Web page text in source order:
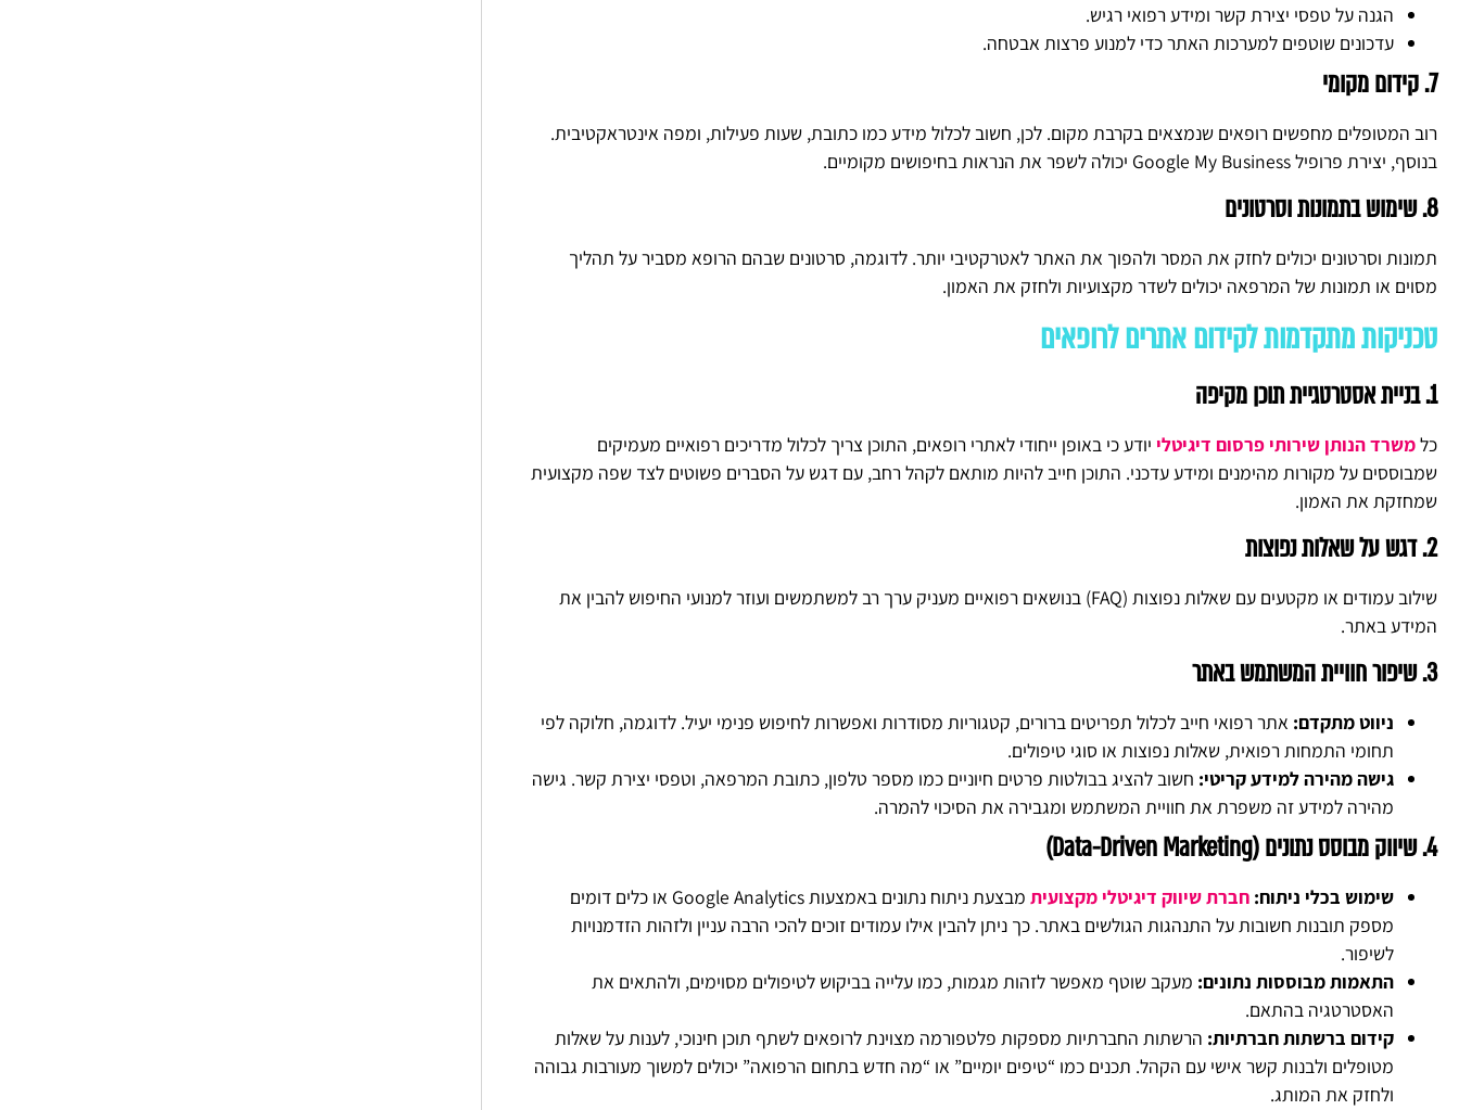
הגנה על טפסי יצירת קשר ומידע רפואי רגיש.
עדכונים שוטפים למערכות האתר כדי למנוע פרצות אבטחה.
7. קידום מקומי
רוב המטופלים מחפשים רופאים שנמצאים בקרבת מקום. לכן, חשוב לכלול מידע כמו כתובת, שעות פעילות, ומפה אינטראקטיבית.
בנוסף, יצירת פרופיל Google My Business יכולה לשפר את הנראות בחיפושים מקומיים.
8. שימוש בתמונות וסרטונים
תמונות וסרטונים יכולים לחזק את המסר ולהפוך את האתר לאטרקטיבי יותר. לדוגמה, סרטונים שבהם הרופא מסביר על תהליך
מסוים או תמונות של המרפאה יכולים לשדר מקצועיות ולחזק את האמון.
טכניקות מתקדמות לקידום אתרים לרופאים
1. בניית אסטרטגיית תוכן מקיפה
כלמשרד הנותן שירותי פרסום דיגיטלי יודע כי באופן ייחודי לאתרי רופאים, התוכן צריך לכלול מדריכים רפואיים מעמיקים
שמבוססים על מקורות מהימנים ומידע עדכני. התוכן חייב להיות מותאם לקהל רחב, עם דגש על הסברים פשוטים לצד שפה מקצועית
שמחזקת את האמון.
2. דגש על שאלות נפוצות
שילוב עמודים או מקטעים עם שאלות נפוצות (FAQ) בנושאים רפואיים מעניק ערך רב למשתמשים ועוזר למנועי החיפוש להבין את
המידע באתר.
3. שיפור חוויית המשתמש באתר
ניווט מתקדם: אתר רפואי חייב לכלול תפריטים ברורים, קטגוריות מסודרות ואפשרות לחיפוש פנימי יעיל. לדוגמה, חלוקה לפי
תחומי התמחות רפואית, שאלות נפוצות או סוגי טיפולים.
גישה מהירה למידע קריטי: חשוב להציג בבולטות פרטים חיוניים כמו מספר טלפון, כתובת המרפאה, וטפסי יצירת קשר. גישה
מהירה למידע זה משפרת את חוויית המשתמש ומגבירה את הסיכוי להמרה.
4. שיווק מבוסס נתונים (Data-Driven Marketing)
שימוש בכלי ניתוח: חברת שיווק דיגיטלי מקצועית
מבצעת ניתוח נתונים באמצעות Google Analytics או כלים דומים
מספק תובנות חשובות על התנהגות הגולשים באתר. כך ניתן להבין אילו עמודים זוכים להכי הרבה עניין ולזהות הזדמנויות
לשיפור.
התאמות מבוססות נתונים: מעקב שוטף מאפשר לזהות מגמות, כמו עלייה בביקוש לטיפולים מסוימים, ולהתאים את
האסטרטגיה בהתאם.
קידום ברשתות חברתיות: הרשתות החברתיות מספקות פלטפורמה מצוינת לרופאים לשתף תוכן חינוכי, לענות על שאלות
מטופלים ולבנות קשר אישי עם הקהל. תכנים כמו “טיפים יומיים” או “מה חדש בתחום הרפואה” יכולים למשוך מעורבות גבוהה
ולחזק את המותג.